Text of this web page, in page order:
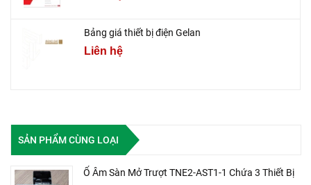
Bảng giá thiết bị điện Gelan
Liên hệ
SẢN PHẨM CÙNG LOẠI
Ổ Âm Sàn Mở Trượt TNE2-AST1-1 Chứa 3 Thiết Bị